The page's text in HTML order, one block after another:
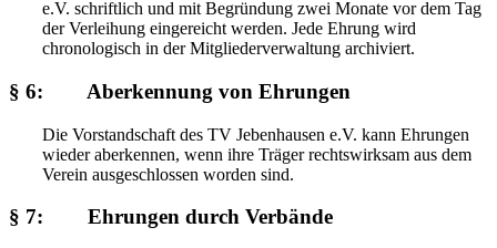
e.V. schriftlich und mit Begründung zwei Monate vor dem Tag
der Verleihung eingereicht werden. Jede Ehrung wird
chronologisch in der Mitgliederverwaltung archiviert.
§ 6: Aberkennung von Ehrungen
Die Vorstandschaft des TV Jebenhausen e.V. kann Ehrungen
wieder aberkennen, wenn ihre Träger rechtswirksam aus dem
Verein ausgeschlossen worden sind.
§ 7: Ehrungen durch Verbände